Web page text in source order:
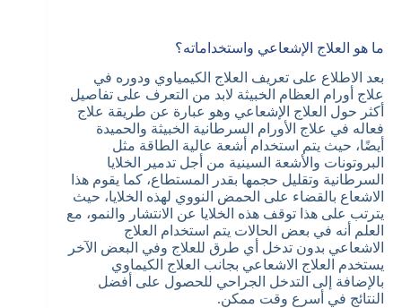
ما هو العلاج الإشعاعي واستخداماته؟
بعد الاطلاع على تعريف العلاج الكيمياوي ودوره في
علاج أورام العظام الخبيثة لابد من التعرف على تفاصيل
أكثر حول العلاج الإشعاعي وهو عبارة عن طريقة علاج
فعاله في علاج الأورام السرطانية الخبيثة والحميدة
أيضًا، حيث يتم استخدام أشعة عالية الطاقة مثل
البروتونات والأشعة السينية من أجل تدمير الخلايا
السرطانية وتقليل حجمها بقدر المستطاع، كما يقوم هذا
الاشعاع بالقضاء على الحمض النووي لهذه الخلايا، حيث
يترتب على هذا توقف هذه الخلايا عن الانتشار والنمو، مع
العلم أنه في بعض الحالات يتم استخدام العلاج
الاشعاعي بدون تدخل أي طرق للعلاج وفي البعض الآخر
يستخدم العلاج الاشعاعي بجانب العلاج الكيماوي
بالإضافة إلى التدخل الجراحي للحصول على أفضل
النتائج في أسرع وقت ممكن.